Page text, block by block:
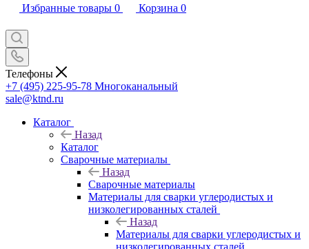
Избранные товары 0 Корзина 0
Телефоны
+7 (495) 225-95-78 Многоканальный
sale@ktnd.ru
Каталог
Назад
Каталог
Сварочные материалы
Назад
Сварочные материалы
Материалы для сварки углеродистых и
низколегированных сталей
Назад
Материалы для сварки углеродистых и
низколегированных сталей